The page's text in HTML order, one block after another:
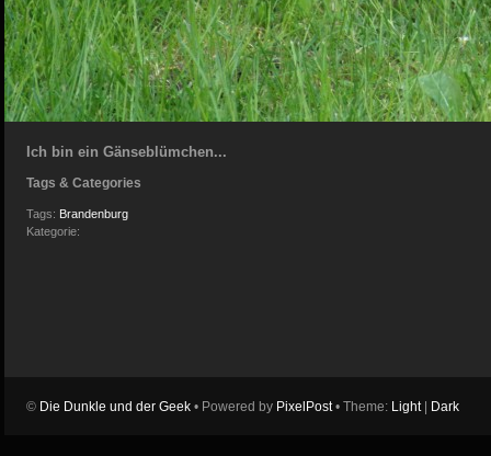
Ich bin ein Gänseblümchen...
Tags & Categories
Tags: Brandenburg
Kategorie:
© Die Dunkle und der Geek • Powered by PixelPost• Theme: Light| Dark